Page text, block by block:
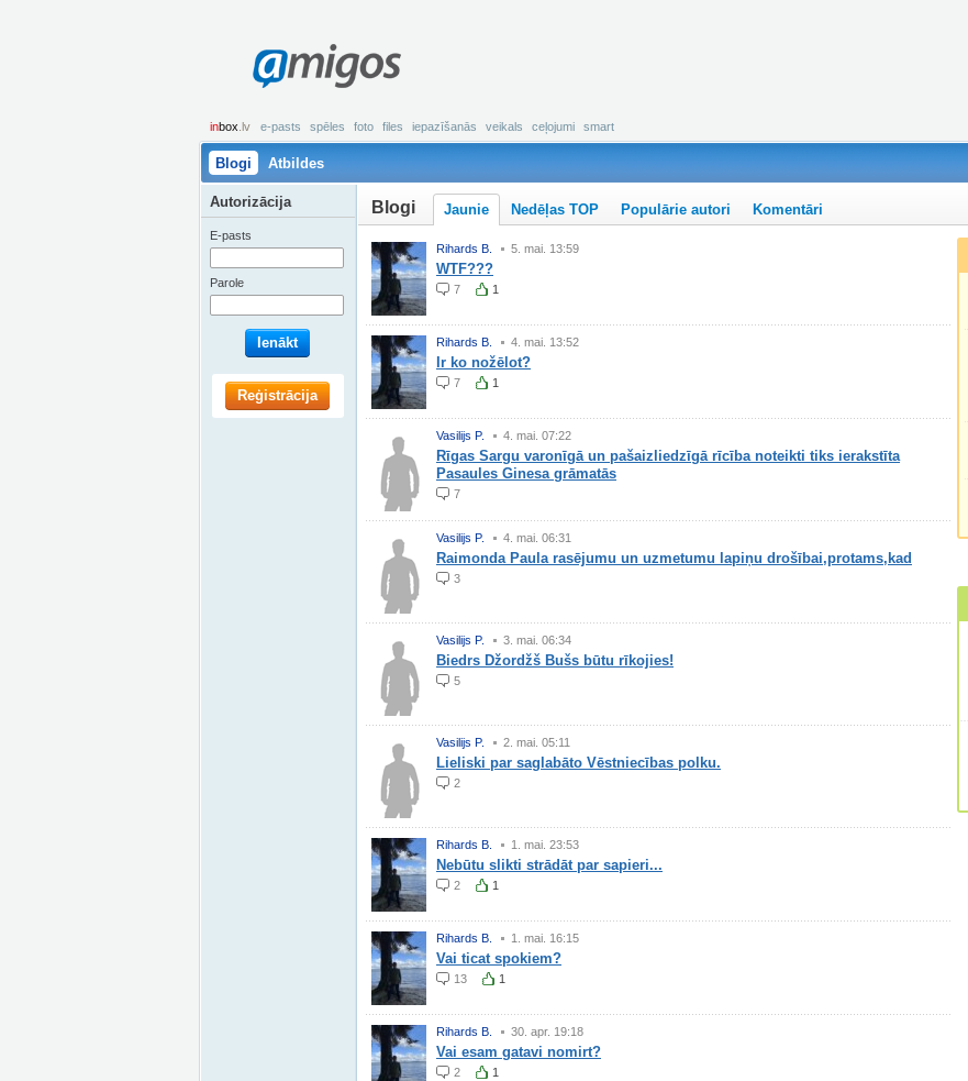
amigos
inbox .lv e-pasts spēles foto files iepazīšanās veikals ceļojumi smart
Blogi Atbildes
Blogi Jaunie Nedēļas TOP Populārie autori Komentāri
Rihards B. 5. mai. 13:59
WTF???
7 1
Rihards B. 4. mai. 13:52
Ir ko nožēlot?
7 1
Vasilijs P. 4. mai. 07:22
Rīgas Sargu varonīgā un pašaizliedzīgā rīcība noteikti tiks ierakstīta
Pasaules Ginesa grāmatās
7
Vasilijs P. 4. mai. 06:31
Raimonda Paula rasējumu un uzmetumu lapiņu drošībai,protams,kad
3
Vasilijs P. 3. mai. 06:34
Biedrs Džordžš Bušs būtu rīkojies!
5
Vasilijs P. 2. mai. 05:11
Lieliski par saglabāto Vēstniecības polku.
2
Rihards B. 1. mai. 23:53
Nebūtu slikti strādāt par sapieri...
2 1
Rihards B. 1. mai. 16:15
Vai ticat spokiem?
13 1
Rihards B. 30. apr. 19:18
Vai esam gatavi nomirt?
2 1
Autorizācija
E-pasts
Parole
Ienākt
Reģistrācija